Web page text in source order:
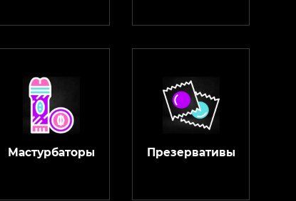
Мастурбаторы Презервативы